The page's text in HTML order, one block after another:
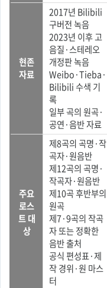
현존
자료
2017년 Bilibili
구버전 녹음
2023년 이후 고
음질·스테레오
개정판 녹음
Weibo·Tieba·
Bilibili 수색 기
록
일부 곡의 원곡·
공연·음반 자료
주요
로스
트 대
상
제8곡의 곡명·작
곡자·원음반
제12곡의 곡명·
작곡자·원음반
제10곡 후반부의
원곡
제7·9곡의 작곡
자 또는 정확한
음반 출처
공식 편성표·제
작 경위·원 마스
터